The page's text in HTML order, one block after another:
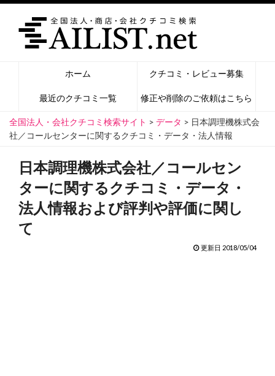
ホーム クチコミ・レビュー募集
最近のクチコミ一覧 修正や削除のご依頼はこちら
全国法人・会社クチコミ検索サイト > データ > 日本調理機株式会
社／コールセンターに関するクチコミ・データ・法人情報
日本調理機株式会社／コールセン
ターに関するクチコミ・データ・
法人情報および評判や評価に関し
て
更新日 2018/05/04